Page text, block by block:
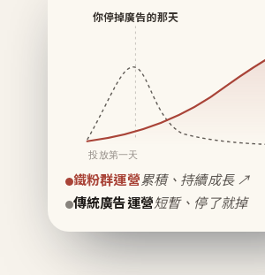
你停掉廣告的那天
投放第一天
鐵粉群運營累積、持續成長 ↗
傳統廣告運營短暫、停了就掉